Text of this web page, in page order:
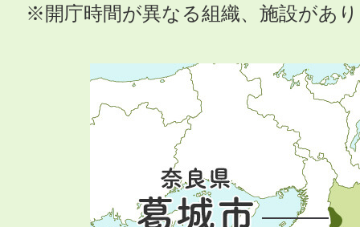
※開庁時間が異なる組織、施設があ